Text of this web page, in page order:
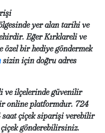
yer alan tarihi ve
Eğer Kırklareli ve
özel bir hediye göndermek
sizin için doğru adres
ve ilçelerinde güvenilir
online platformdur. 724
saat çiçek siparişi verebilir
gönderebilirsiniz.